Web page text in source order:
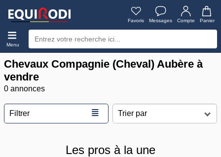
Favoris Messages Compte Panier
Menu
Chevaux Compagnie (Cheval) Aubère à
vendre
0 annonces
Filtrer ≣
Les pros à la une